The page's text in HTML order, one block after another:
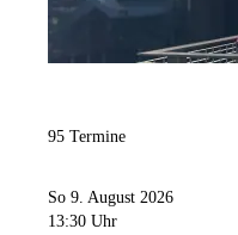
95 Termine
So 9. August 2026
13:30 Uhr